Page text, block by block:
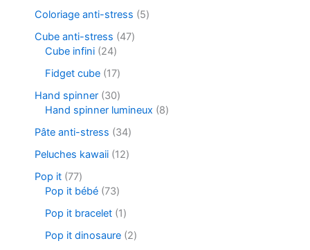
Coloriage anti-stress
5
Cube anti-stress
47
Cube infini 24
Fidget cube 17
Hand spinner 30
Hand spinner lumineux
8
Pâte anti-stress
34
Peluches kawaii 12
Pop it 77
Pop it bébé 73
Pop it bracelet 1
Pop it dinosaure 2